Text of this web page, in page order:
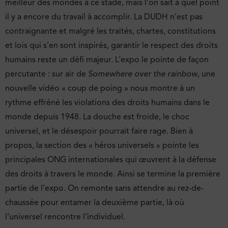
meilleur des mondes à ce stade, mais l’on sait à quel point
il y a encore du travail à accomplir. La DUDH n’est pas
contraignante et malgré les traités, chartes, constitutions
et lois qui s’en sont inspirés, garantir le respect des droits
humains reste un défi majeur. L’expo le pointe de façon
percutante : sur air de Somewhere over the rainbow, une
nouvelle vidéo « coup de poing » nous montre à un
rythme effréné les violations des droits humains dans le
monde depuis 1948. La douche est froide, le choc
universel, et le désespoir pourrait faire rage. Bien à
propos, la section des « héros universels » pointe les
principales ONG internationales qui œuvrent à la défense
des droits à travers le monde. Ainsi se termine la première
partie de l’expo. On remonte sans attendre au rez-de-
chaussée pour entamer la deuxième partie, là où
l’universel rencontre l’individuel.